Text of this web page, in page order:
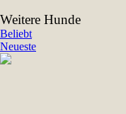
Weitere Hunde
Beliebt
Neueste